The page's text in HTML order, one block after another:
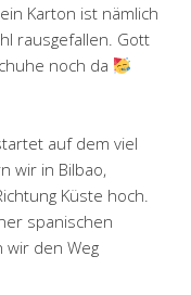
Karton ist nämlich
rausgefallen. Gott
noch da
auf dem viel
wir in Bilbao,
Küste hoch.
spanischen
den Weg